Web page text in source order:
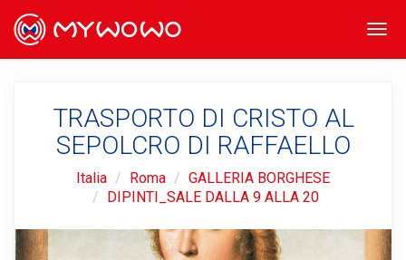
TRASPORTO DI CRISTO AL
SEPOLCRO DI RAFFAELLO
Italia Roma
GALLERIA BORGHESE
DIPINTI_SALE DALLA 9 ALLA 20